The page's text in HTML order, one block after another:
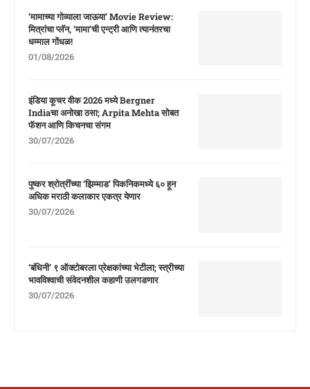
‘मामाच्या गोव्याला जाऊया’ Movie Review:
मित्रांचा प्लॅन, ‘मामा’ची एन्ट्री आणि त्यानंतरचा
धम्माल गोंधळ!
01/08/2026
इंडिया कूचर वीक 2026 मध्ये Bergner
Indiaचा अनोखा ठसा; Arpita Mehta सोबत
फॅशन आणि किचनचा संगम
30/07/2026
पुष्कर श्रोत्रींच्या ‘झिम्माड’ पिकनिकमध्ये ६० हून
अधिक मराठी कलाकार एकत्र येणार
30/07/2026
‘बंधिनी’ ९ ऑक्टोबरला प्रेक्षकांच्या भेटीला; स्त्रीच्या
भावविश्वाची संवेदनशील कहाणी उलगडणार
30/07/2026